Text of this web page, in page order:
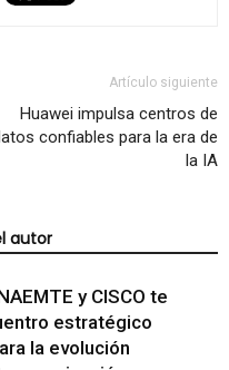
Artículo siguiente
Huawei impulsa centros de
confiables para la era de
la IA
autor
y CISCO te
estratégico
la evolución